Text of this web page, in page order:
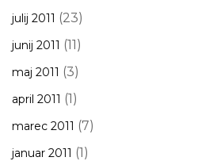
julij 2011 (23)
junij 2011 (11)
maj 2011 (3)
april 2011 (1)
marec 2011 (7)
januar 2011 (1)